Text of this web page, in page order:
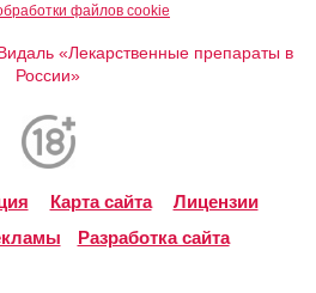
файлов cookie
«Лекарственные препараты в
России»
Карта сайта
Лицензии
Разработка сайта